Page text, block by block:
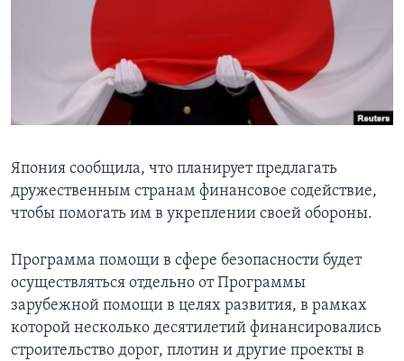
Learning English
СОЦИАЛЬНЫЕ СЕТИ
Языки
Япония сообщила, что планирует предлагать
дружественным странам финансовое содействие,
чтобы помогать им в укреплении своей обороны.
Программа помощи в сфере безопасности будет
осуществляться отдельно от Программы
зарубежной помощи в целях развития, в рамках
которой несколько десятилетий финансировались
строительство дорог, плотин и другие проекты в